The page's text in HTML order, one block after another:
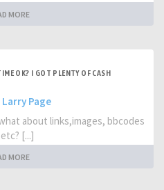
MORE
OK? I GOT PLENTY OF CASH
Larry Page
about links,images, bbcodes
[...]
MORE